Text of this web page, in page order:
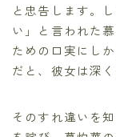
と忠告します。
い」と言われた
ための口実にし
だと、彼女は深
そのすれ違いを